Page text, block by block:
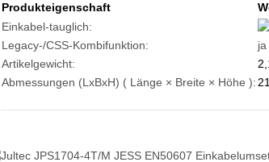
Produkteigenschaft
Einkabel-tauglich:
Legacy-/CSS-Kombifunktion:
ja
Artikelgewicht:
Abmessungen (LxBxH) ( Länge × Breite × Höhe ):